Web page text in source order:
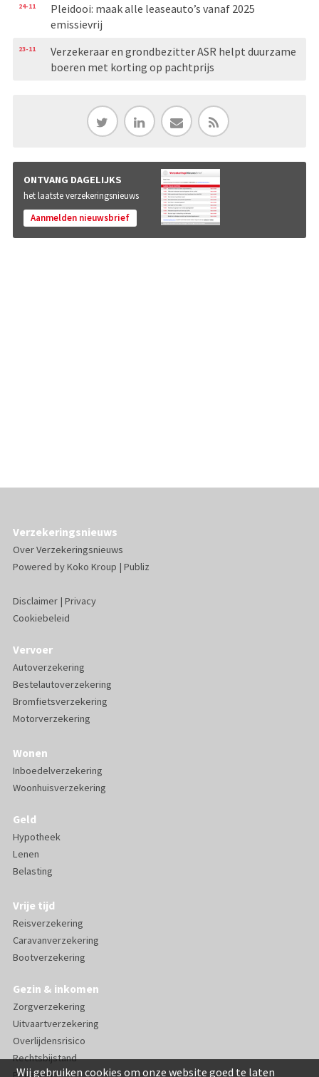
Wij gebruiken cookies om onze website goed te laten
24-11
Pleidooi: maak alle leaseauto’s vanaf 2025
emissievrij
23-11
Verzekeraar en grondbezitter ASR helpt duurzame
boeren met korting op pachtprijs
ONTVANG DAGELIJKS
het laatste verzekeringsnieuws
Aanmelden nieuwsbrief
Verzekeringsnieuws
Over Verzekeringsnieuws
Powered byKoko Kroup | Publiz
Disclaimer| Privacy
Cookiebeleid
Vervoer
Autoverzekering
Bestelautoverzekering
Bromfietsverzekering
Motorverzekering
Wonen
Inboedelverzekering
Woonhuisverzekering
Geld
Hypotheek
Lenen
Belasting
Vrije tijd
Reisverzekering
Caravanverzekering
Bootverzekering
Gezin & inkomen
Zorgverzekering
Uitvaartverzekering
Overlijdensrisico
Rechtsbijstand